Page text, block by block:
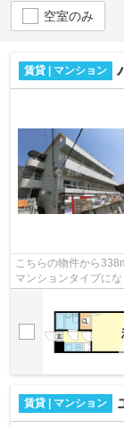
空室のみ
賃貸 | マンション
こちらの物件から
マンションタイプに
賃貸 | マンション